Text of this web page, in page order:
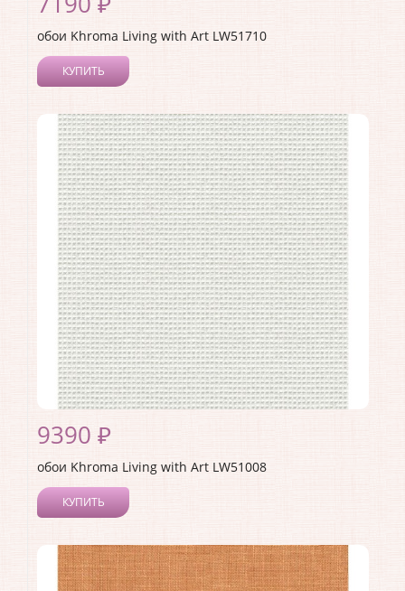
обои Khroma Living with Art LW51710
КУПИТЬ
Коллекция:Living with Art
Длина рулона:8.23
Ширина рулона:0.68
Материал покрытия:Акриловое
Страна:США
Материал основы:Бумага
Раппорт:64
9390 ₽
обои Khroma Living with Art LW51008
КУПИТЬ
Коллекция:Living with Art
Длина рулона:8.23
Ширина рулона:0.68